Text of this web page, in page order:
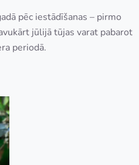
pēc iestādīšanas – pirmo
jūlijā tūjas varat pabarot
periodā.